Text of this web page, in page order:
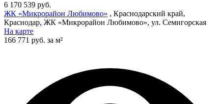
6 170 539 руб.
ЖК «Микрорайон Любимово» , Краснодарский край,
Краснодар, ЖК «Микрорайон Любимово», ул. Семигорская
На карте
166 771 руб. за м²